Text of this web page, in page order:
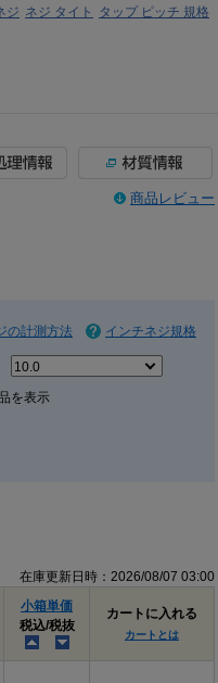
ジ ネジ タイト タップ ピッチ 規格
商品レビュー
の計測方法 インチネジ規格
を表示
在庫更新日時：2026/08/07 03:00
小箱単価
税込/税抜
カートに入れる
カートとは